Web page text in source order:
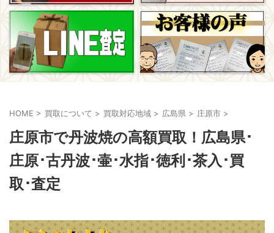
HOME > 買取について > 買取対応地域 > 広島県 > 庄原市 >
庄原市で丹波焼の高額買取！広島県･
庄原･古丹波･壷･水指･徳利･茶入･買
取･査定